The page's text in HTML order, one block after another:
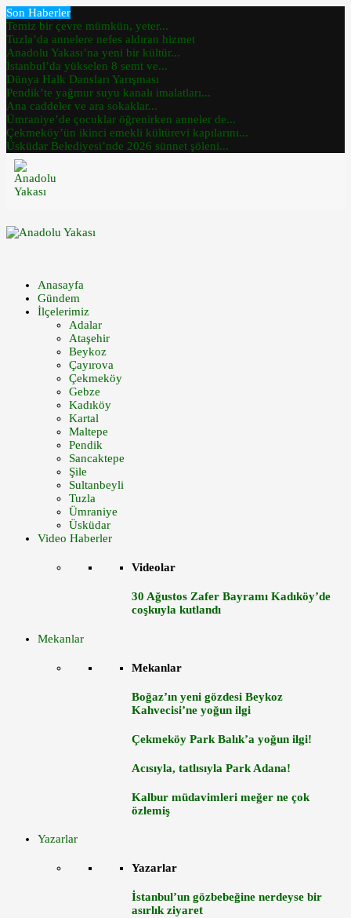
Son Haberler
Temiz bir çevre mümkün, yeter...
Tuzla’da annelere nefes aldıran hizmet
Anadolu Yakası’na yeni bir kültür...
İstanbul’da yükselen 8 semt ve...
Dünya Halk Dansları Yarışması
Pendik’te yağmur suyu kanalı imalatları...
Ana caddeler ve ara sokaklar...
Ümraniye’de çocuklar öğrenirken anneler de...
Çekmeköy’ün ikinci emekli kültürevi kapılarını...
Üsküdar Belediyesi’nde 2026 sünnet şöleni...
Anasayfa
Gündem
İlçelerimiz
Adalar
Ataşehir
Beykoz
Çayırova
Çekmeköy
Gebze
Kadıköy
Kartal
Maltepe
Pendik
Sancaktepe
Şile
Sultanbeyli
Tuzla
Ümraniye
Üsküdar
Video Haberler
Videolar
30 Ağustos Zafer Bayramı Kadıköy’de
coşkuyla kutlandı
Mekanlar
Mekanlar
Boğaz’ın yeni gözdesi Beykoz
Kahvecisi’ne yoğun ilgi
Çekmeköy Park Balık’a yoğun ilgi!
Acısıyla, tatlısıyla Park Adana!
Kalbur müdavimleri meğer ne çok
özlemiş
Yazarlar
Yazarlar
İstanbul’un gözbebeğine nerdeyse bir
asırlık ziyaret